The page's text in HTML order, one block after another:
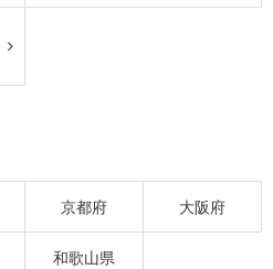
京都府 大阪府
和歌山県